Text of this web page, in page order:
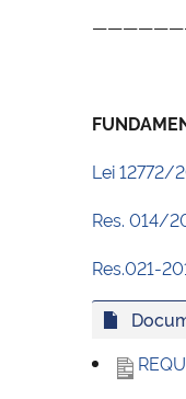
Lei 12772/
Res. 014/
Res.021-